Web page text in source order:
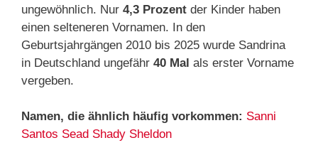
ungewöhnlich. Nur 4,3 Prozent der Kinder haben
einen selteneren Vornamen. In den
Geburtsjahrgängen 2010 bis 2025 wurde Sandrina
in Deutschland ungefähr 40 Mal als erster Vorname
vergeben.
Namen, die ähnlich häufig vorkommen: Sanni
Santos Sead Shady Sheldon